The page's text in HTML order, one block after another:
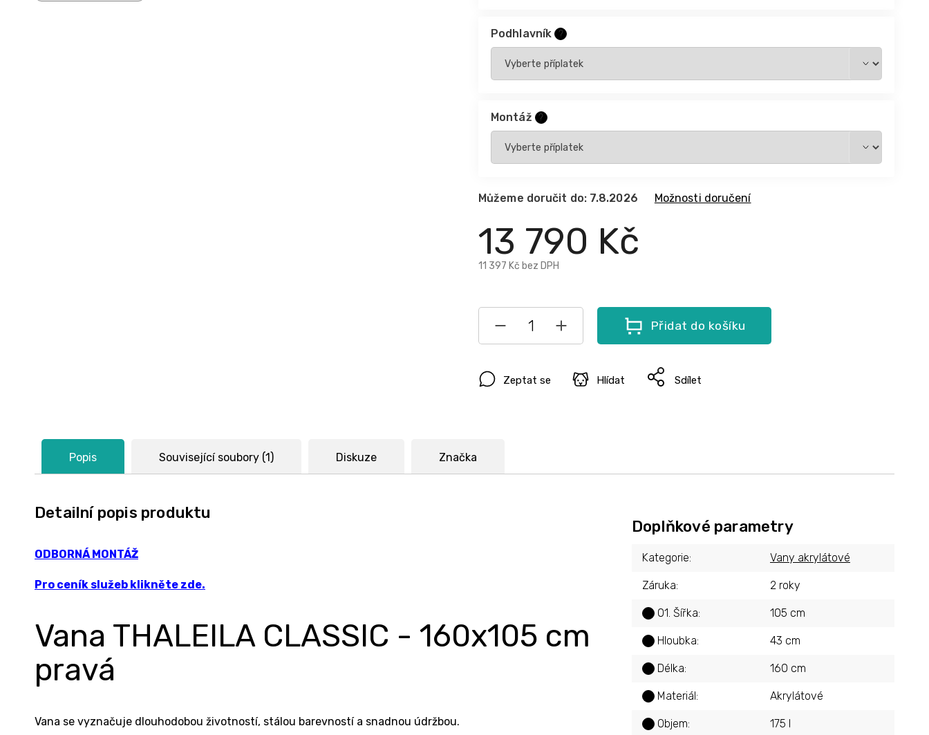
13 790 Kč
11 397 Kč bez DPH
Podhlavník ?
Montáž ?
Můžeme doručit do: 7.8.2026 Možnosti doručení
Přidat do košíku
Zeptat se Hlídat Sdílet
Popis Související soubory (1) Diskuze Značka
Detailní popis produktu
ODBORNÁ MONTÁŽ
Pro ceník služeb klikněte zde.
Vana THALEILA CLASSIC - 160x105 cm
pravá
Vana se vyznačuje dlouhodobou životností, stálou barevností a snadnou údržbou.
Doplňkové parametry
Kategorie: Vany akrylátové
Záruka: 2 roky
01. Šířka: 105 cm
Hloubka: 43 cm
Délka: 160 cm
Materiál : Akrylátové
Objem: 175 l